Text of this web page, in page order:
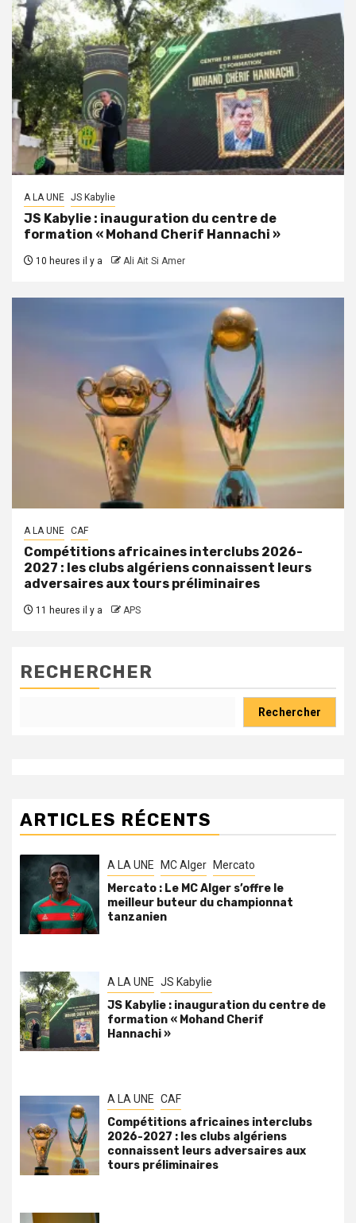
A LA UNE JS Kabylie
JS Kabylie : inauguration du centre de
formation « Mohand Cherif Hannachi »
10 heures il y a Ali Ait Si Amer
A LA UNE CAF
Compétitions africaines interclubs 2026-
2027 : les clubs algériens connaissent leurs
adversaires aux tours préliminaires
11 heures il y a APS
RECHERCHER
Rechercher
ARTICLES RÉCENTS
A LA UNE MC Alger Mercato
Mercato : Le MC Alger s’offre le
meilleur buteur du championnat
tanzanien
A LA UNE JS Kabylie
JS Kabylie : inauguration du centre de
formation « Mohand Cherif
Hannachi »
A LA UNE CAF
Compétitions africaines interclubs
2026-2027 : les clubs algériens
connaissent leurs adversaires aux
tours préliminaires